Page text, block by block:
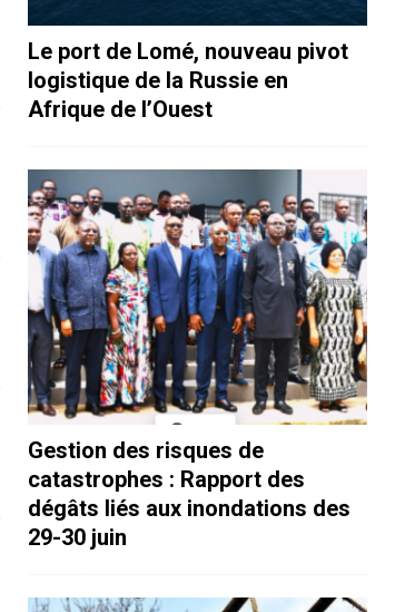
Le port de Lomé, nouveau pivot
logistique de la Russie en
Afrique de l’Ouest
Gestion des risques de
catastrophes : Rapport des
dégâts liés aux inondations des
29-30 juin